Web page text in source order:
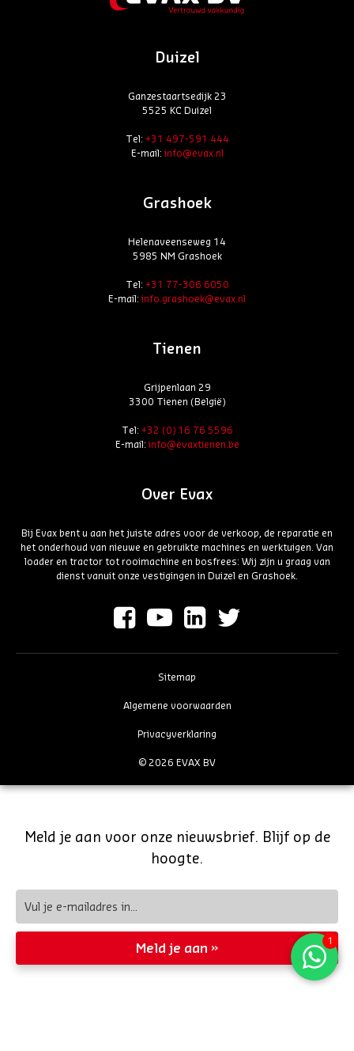
Duizel
Ganzestaartsedijk 23
5525 KC Duizel
Tel: +31 497-591 444
E-mail:info@evax.nl
Grashoek
Helenaveenseweg 14
5985 NM Grashoek
Tel: +31 77-306 6050
E-mail:info.grashoek@evax.nl
Tienen
Grijpenlaan 29
3300 Tienen (België)
Tel: +32 (0) 16 76 5596
E-mail:info@evaxtienen.be
Over Evax
Bij Evax bent u aan het juiste adres voor de verkoop, de reparatie en
het onderhoud van nieuwe en gebruikte machines en werktuigen. Van
loader en tractor tot rooimachine en bosfrees: Wij zijn u graag van
dienst vanuit onze vestigingen in Duizel en Grashoek.
© 2026 EVAX BV
Sitemap
Algemene voorwaarden
Privacyverklaring
Meld je aan voor onze nieuwsbrief. Blijf op de
hoogte.
Meld je aan